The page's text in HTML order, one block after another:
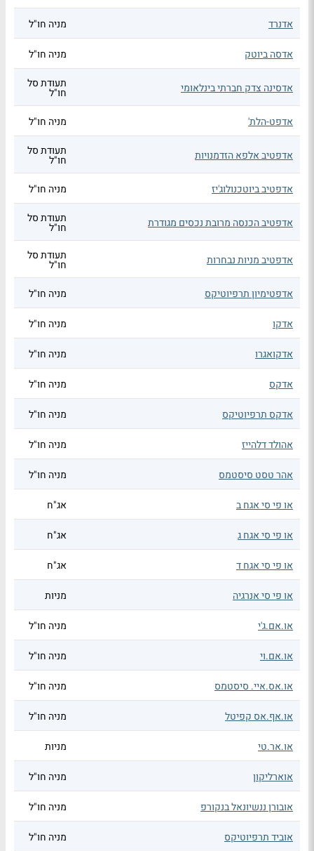
אדנרד מניה חו"ל
אדסה ביוטק מניה חו"ל
אדסינה צדק חברתי בינלאומי תעודת סל
חו"ל
אדפט-הלת'
מניה חו"ל
אדפטיב אלפא הזדמנויות תעודת סל
חו"ל
אדפטיב ביוטכנולוג'יז
מניה חו"ל
אדפטיב הכנסה מרובת נכסים מגודרת תעודת סל
חו"ל
אדפטיב מניות נבחרות תעודת סל
חו"ל
אדפטימיון תרפיוטיקס
מניה חו"ל
אדקו מניה חו"ל
אדקואגרו מניה חו"ל
אדקס מניה חו"ל
אדקס תרפיוטיקס מניה חו"ל
אהולד דלהייז מניה חו"ל
אהר טסט סיסטמס מניה חו"ל
או פי סי אגח ב אג"ח
או פי סי אגח ג אג"ח
או פי סי אגח ד אג"ח
או פי סי אנרגיה מניות
או.אם.ג'י מניה חו"ל
או.אם.וי מניה חו"ל
או.אס.איי. סיסטמס מניה חו"ל
או.אף.אס קפיטל מניה חו"ל
או.אר.טי מניות
אוארליקון מניה חו"ל
אובורן ננשיונאל בנקורפ מניה חו"ל
אוביד תרפיוטיקס מניה חו"ל